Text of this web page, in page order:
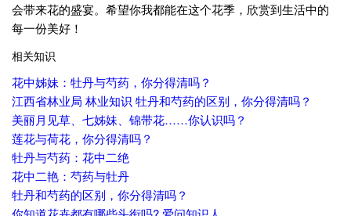
会带来花的盛宴。希望你我都能在这个花季，欣赏到生活中的
每一份美好！
相关知识
花中姊妹：牡丹与芍药，你分得清吗？
江西省林业局 林业知识 牡丹和芍药的区别，你分得清吗？
美丽月见草、七姊妹、锦带花……你认识吗？
莲花与荷花，你分得清吗？
牡丹与芍药：花中二绝
花中二艳：芍药与牡丹
牡丹和芍药的区别，你分得清吗？